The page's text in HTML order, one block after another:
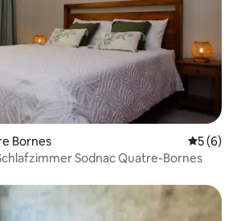
Bornes
5 (6)
Sodnac Quatre-Bornes